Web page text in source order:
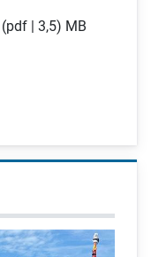
(pdf | 3,5) MB